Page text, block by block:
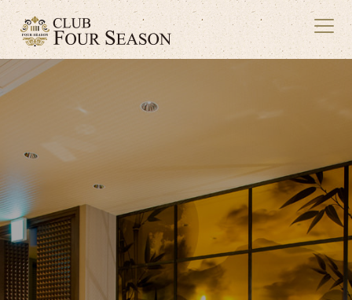
ホーム
店舗 FOUR SEASON
求人 RECRUIT